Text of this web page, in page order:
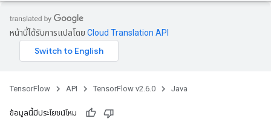
หน้านี้ได้รับการแปลโดย Cloud Translation API
TensorFlow API TensorFlow v2.6.0 Java
ข้อมูลนี้มีประโยชน์ไหม